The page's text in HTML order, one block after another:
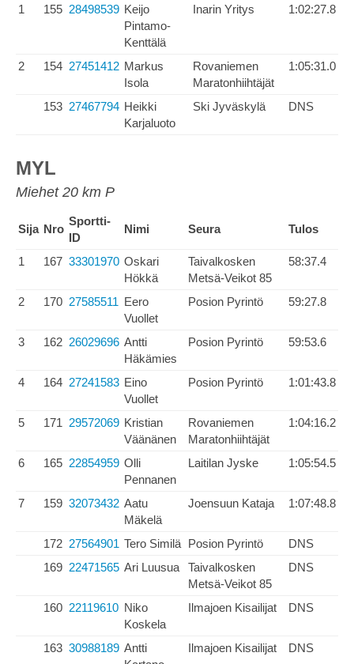
1 155 28498539 Keijo
Pintamo-
Kenttälä
Inarin Yritys 1:02:27.8
2 154 27451412 Markus
Isola
Rovaniemen
Maratonhiihtäjät
1:05:31.0
153 27467794 Heikki
Karjaluoto
Ski Jyväskylä DNS
MYL
Miehet 20 km P
Sija Nro
Sportti-
ID
Nimi Seura Tulos
1 167 33301970 Oskari
Hökkä
Taivalkosken
Metsä-Veikot 85
58:37.4
2 170 27585511 Eero
Vuollet
Posion Pyrintö 59:27.8
3 162 26029696 Antti
Häkämies
Posion Pyrintö 59:53.6
4 164 27241583 Eino
Vuollet
Posion Pyrintö 1:01:43.8
5 171 29572069 Kristian
Väänänen
Rovaniemen
Maratonhiihtäjät
1:04:16.2
6 165 22854959 Olli
Pennanen
Laitilan Jyske 1:05:54.5
7 159 32073432 Aatu
Mäkelä
Joensuun Kataja 1:07:48.8
172 27564901 Tero Similä Posion Pyrintö
DNS
169 22471565 Ari Luusua
Taivalkosken
Metsä-Veikot 85
DNS
160 22119610 Niko
Koskela
Ilmajoen Kisailijat DNS
163 30988189 Antti
Ilmajoen Kisailijat DNS